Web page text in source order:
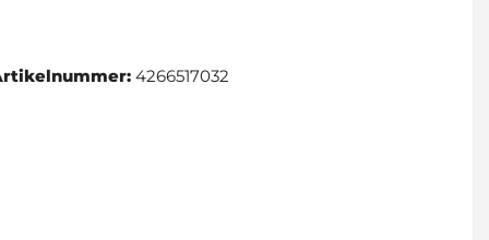
4266517032